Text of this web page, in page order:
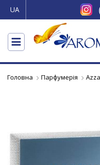
UA
Головна Парфумерія